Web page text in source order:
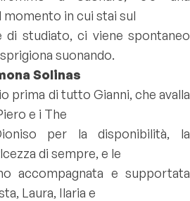
in cui stai sul
di studiato, ci viene spontaneo
suonando.
Solinas
prima di tutto Gianni, che avalla
e i The
per la disponibilità, la
di sempre, e le
accompagnata e supportata
Laura, Ilaria e